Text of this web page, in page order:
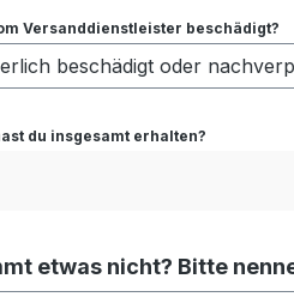
Versanddienstleister beschädigt?
du insgesamt erhalten?
etwas nicht? Bitte